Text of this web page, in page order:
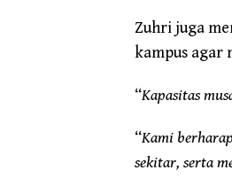
Zuhri juga
kampus agar
“Kapasitas
“Kami
sekitar, serta